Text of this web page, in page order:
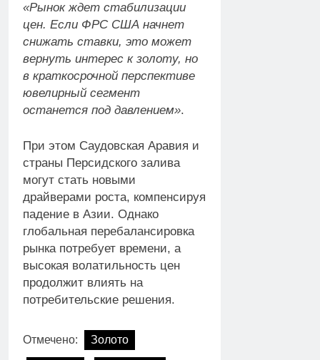
«Рынок ждет стабилизации
цен. Если ФРС США начнет
снижать ставки, это может
вернуть интерес к золоту, но
в краткосрочной перспективе
ювелирный сегмент
останется под давлением».
При этом Саудовская Аравия и
страны Персидского залива
могут стать новыми
драйверами роста, компенсируя
падение в Азии. Однако
глобальная перебалансировка
рынка потребует времени, а
высокая волатильность цен
продолжит влиять на
потребительские решения.
Отмечено: Золото